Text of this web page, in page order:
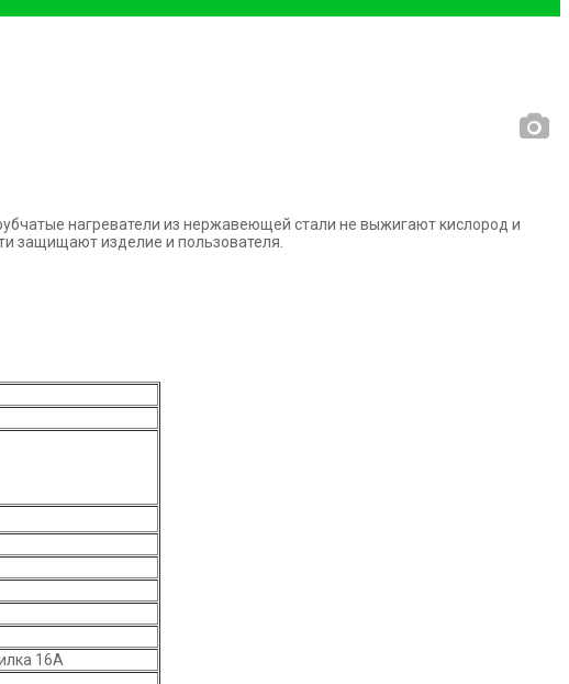
нагреватели из нержавеющей стали не выжигают кислород и
защищают изделие и пользователя.
16А